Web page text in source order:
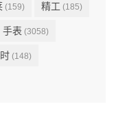
(159) 精工 (185)
手表 (3058)
(148)